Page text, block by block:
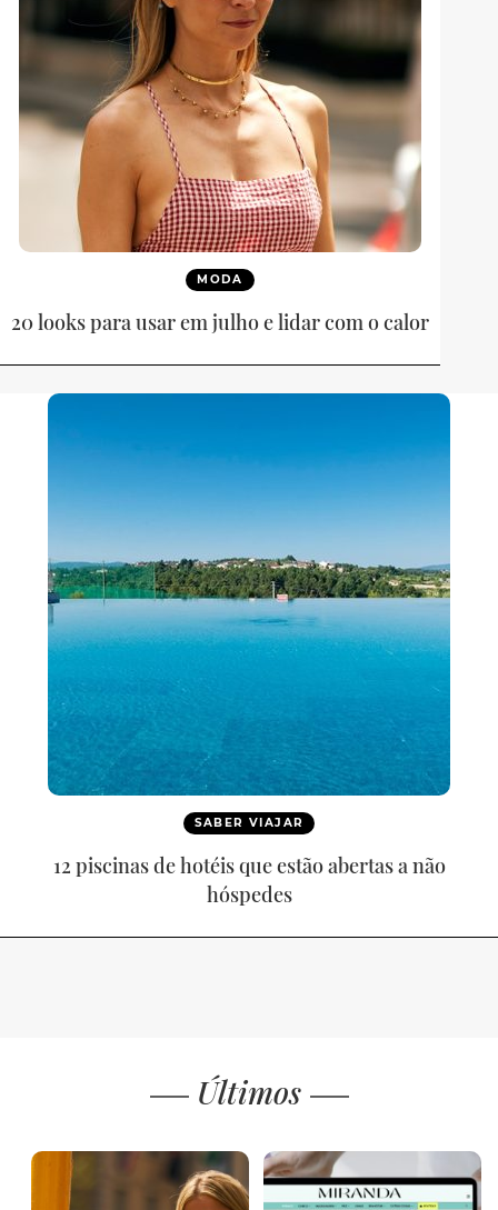
MODA
20 looks para usar em julho e lidar com o calor
SABER VIAJAR
12 piscinas de hotéis que estão abertas a não
hóspedes
Últimos